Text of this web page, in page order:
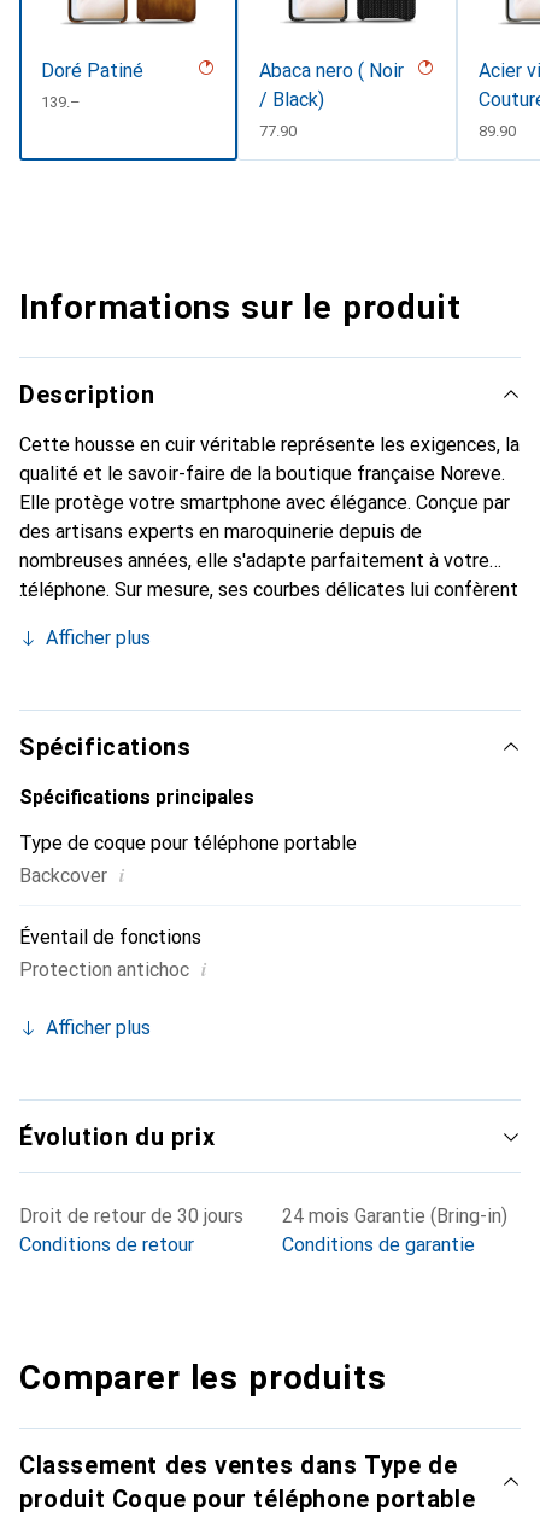
Doré Patiné
CHF
139.–
Abaca nero ( Noir
/ Black)
CHF
77.90
Acier
CHF
89.90
Informations sur le produit
Description
Cette housse en cuir véritable représente les exigences, la
qualité et le savoir-faire de la boutique française Noreve.
Elle protège votre smartphone avec élégance. Conçue par
des artisans experts en maroquinerie depuis de
nombreuses années, elle s'adapte parfaitement à votre
téléphone. Sur mesure, ses courbes délicates lui confèrent
et indispensable pour votre smartphone. Reconnaître
marque Noreve est un choix sûr pour une clientèle
exigeante.
Afficher plus
Spécifications
Spécifications principales
Type de coque pour téléphone portable
Backcover i
Éventail de fonctions
Protection antichoc i
Afficher plus
Évolution du prix
Droit de retour de 30 jours
Conditions de retour
24 mois Garantie (Bring-in)
Conditions de garantie
Comparer les produits
Classement des ventes dans Type de
produit Coque pour téléphone portable